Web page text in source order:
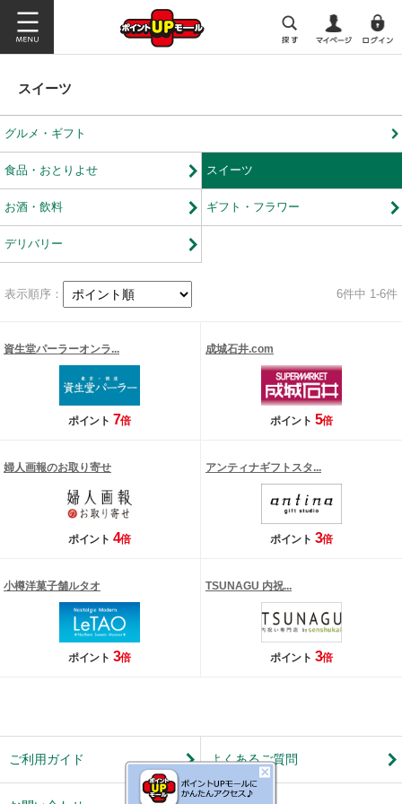
スイーツ
グルメ・ギフト
食品・おとりよせ スイーツ
お酒・飲料 ギフト・フラワー
デリバリー
表示順序： 6件中 1-6件
資生堂パーラーオンラ...
ポイント 7倍
成城石井.com
ポイント 5倍
婦人画報のお取り寄せ
ポイント 4倍
アンティナギフトスタ...
ポイント 3倍
小樽洋菓子舗ルタオ
ポイント 3倍
TSUNAGU 内祝...
ポイント 3倍
ご利用ガイド よくあるご質問